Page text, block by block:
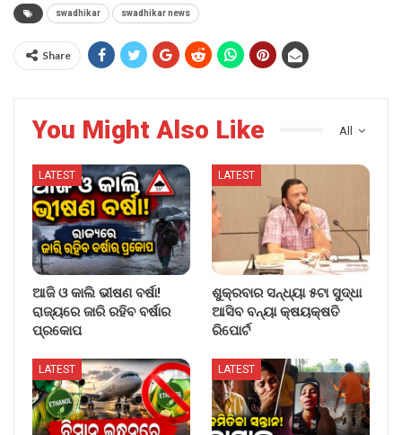
swadhikar swadhikar news
Share
All
You Might Also Like
LATEST
ଆଜି ଓ କାଲି ଭୀଷଣ ବର୍ଷା!
ରାଜ୍ୟରେ ଜାରି ରହିବ ବର୍ଷାର
ପ୍ରକୋପ
LATEST
ଶୁକ୍ରବାର ସନ୍ଧ୍ୟା ୫ଟା ସୁଦ୍ଧା
ଆସିବ ବନ୍ୟା କ୍ଷୟକ୍ଷତି
ରିପୋର୍ଟ
LATEST LATEST